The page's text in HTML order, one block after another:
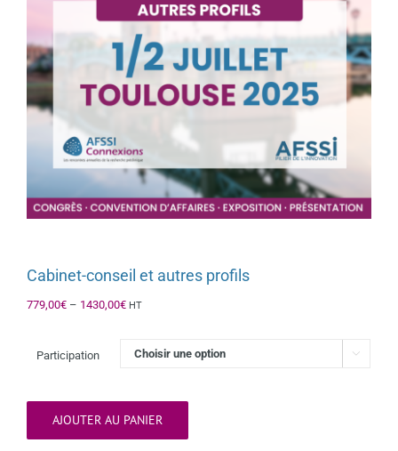
Cabinet-conseil et autres profils
779,00€ – 1430,00€ HT
Participation 
AJOUTER AU PANIER